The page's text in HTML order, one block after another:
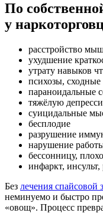
По
у
расстройство
ухудшение
утрату навыков
психозы,
параноидальные
тяжёлую
суицидальные
бесплодие
разрушение
нарушение
бессонницу,
инфаркт,
Без лечения спайсовой
неминуемо и быстро
«овощ». Процесс